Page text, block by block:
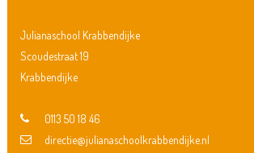
Julianaschool Krabbendijke
Scoudestraat 19
Krabbendijke
0113 50 18 46
directie@julianaschoolkrabbendijke.nl